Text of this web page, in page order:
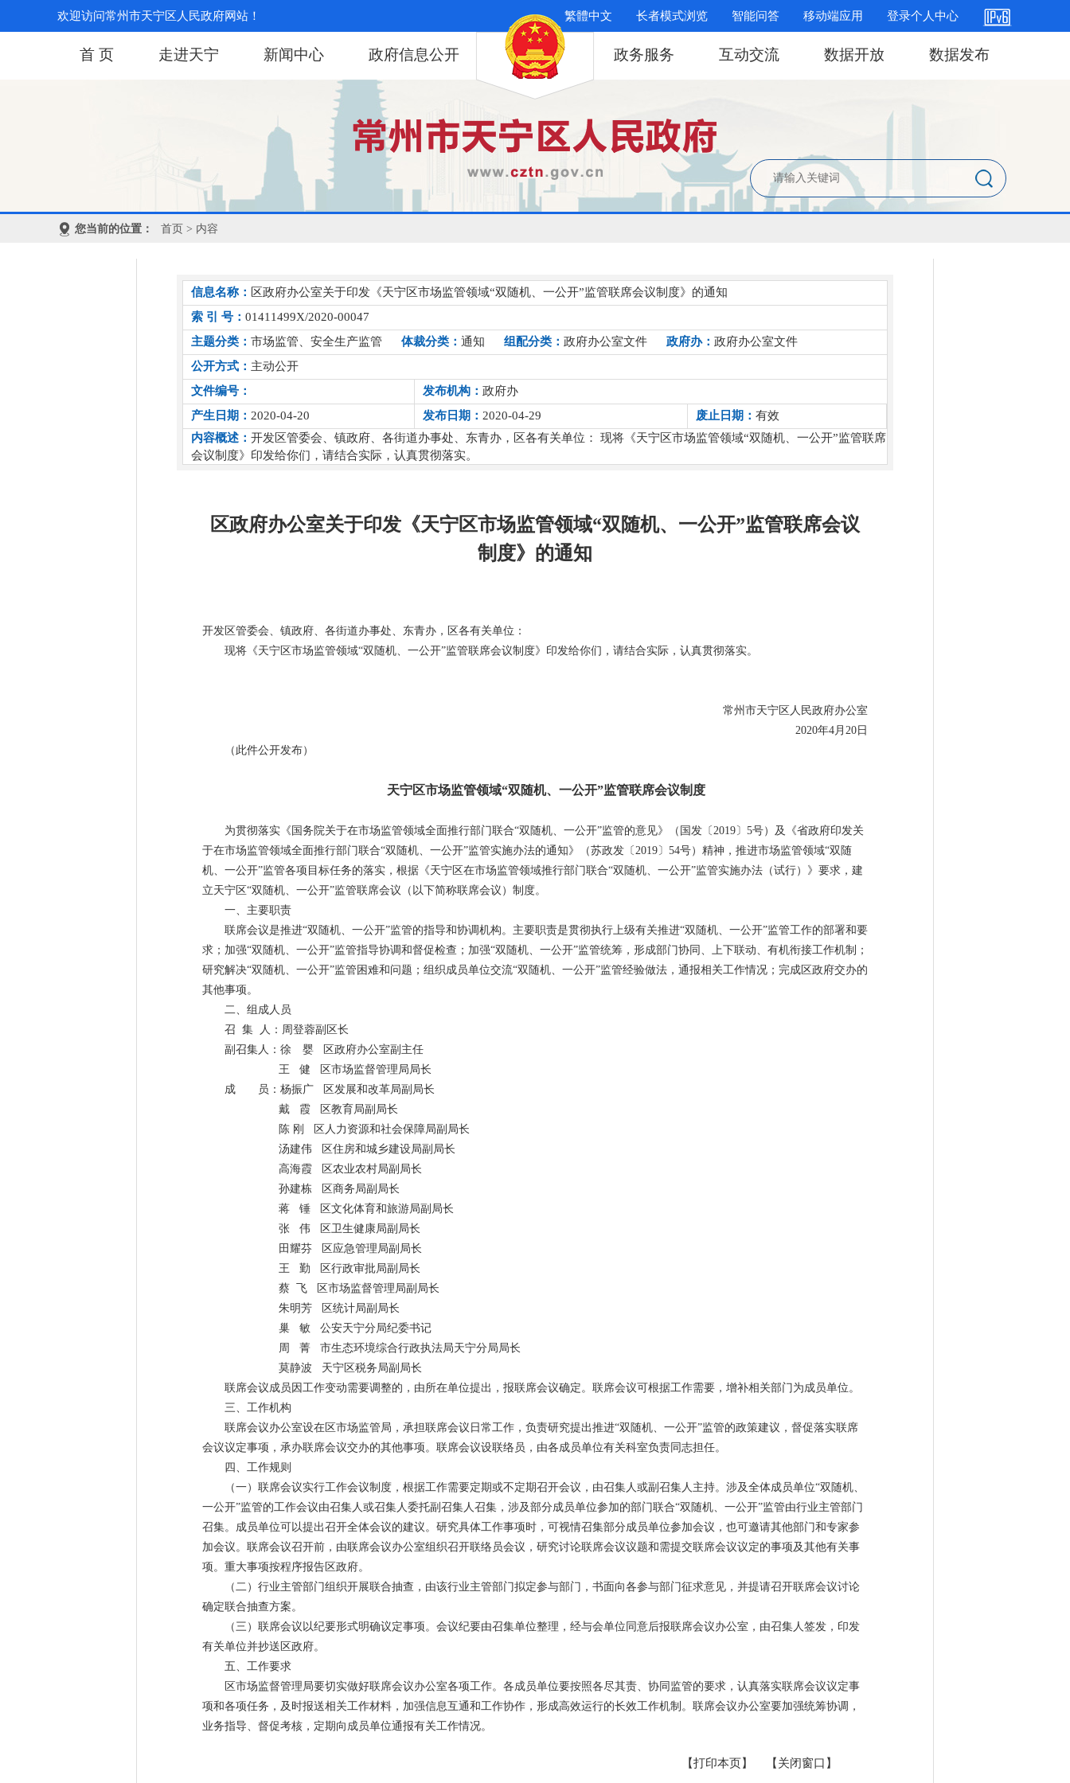
欢迎访问常州市天宁区人民政府网站！ 繁體中文 长者模式浏览 智能问答 移动端应用 登录个人中心
首 页 走进天宁 新闻中心 政府信息公开 政务服务 互动交流 数据开放 数据发布
您当前的位置： 首页 > 内容
信息名称： 区政府办公室关于印发《天宁区市场监管领域“双随机、一公开”监管联席会议制度》的通知
索 引 号： 01411499X/2020-00047
主题分类： 市场监管、安全生产监管 体裁分类： 通知 组配分类： 政府办公室文件 政府办： 政府办公室文件
公开方式： 主动公开
文件编号：
发布机构： 政府办
产生日期： 2020-04-20 发布日期： 2020-04-29 废止日期： 有效
内容概述： 开发区管委会、镇政府、各街道办事处、东青办，区各有关单位： 现将《天宁区市场监管领域“双随机、一公开”监管联席
会议制度》印发给你们，请结合实际，认真贯彻落实。
区政府办公室关于印发《天宁区市场监管领域“双随机、一公开”监管联席会议
制度》的通知
开发区管委会、镇政府、各街道办事处、东青办，区各有关单位：
现将《天宁区市场监管领域“双随机、一公开”监管联席会议制度》印发给你们，请结合实际，认真贯彻落实。
常州市天宁区人民政府办公室
2020年4月20日
（此件公开发布）
天宁区市场监管领域“双随机、一公开”监管联席会议制度
为贯彻落实《国务院关于在市场监管领域全面推行部门联合“双随机、一公开”监管的意见》（国发〔2019〕5号）及《省政府印发关
于在市场监管领域全面推行部门联合“双随机、一公开”监管实施办法的通知》（苏政发〔2019〕54号）精神，推进市场监管领域“双随
机、一公开”监管各项目标任务的落实，根据《天宁区在市场监管领域推行部门联合“双随机、一公开”监管实施办法（试行）》要求，建
立天宁区“双随机、一公开”监管联席会议（以下简称联席会议）制度。
一、主要职责
联席会议是推进“双随机、一公开”监管的指导和协调机构。主要职责是贯彻执行上级有关推进“双随机、一公开”监管工作的部署和要
求；加强“双随机、一公开”监管指导协调和督促检查；加强“双随机、一公开”监管统筹，形成部门协同、上下联动、有机衔接工作机制；
研究解决“双随机、一公开”监管困难和问题；组织成员单位交流“双随机、一公开”监管经验做法，通报相关工作情况；完成区政府交办的
其他事项。
二、组成人员
召 集 人：周登蓉副区长
副召集人：徐 婴 区政府办公室副主任
王 健 区市场监督管理局局长
成 员：杨振广 区发展和改革局副局长
戴 霞 区教育局副局长
陈 刚 区人力资源和社会保障局副局长
汤建伟 区住房和城乡建设局副局长
高海霞 区农业农村局副局长
孙建栋 区商务局副局长
蒋 锤 区文化体育和旅游局副局长
张 伟 区卫生健康局副局长
田耀芬 区应急管理局副局长
王 勤 区行政审批局副局长
蔡 飞 区市场监督管理局副局长
朱明芳 区统计局副局长
巢 敏 公安天宁分局纪委书记
周 菁 市生态环境综合行政执法局天宁分局局长
莫静波 天宁区税务局副局长
联席会议成员因工作变动需要调整的，由所在单位提出，报联席会议确定。联席会议可根据工作需要，增补相关部门为成员单位。
三、工作机构
联席会议办公室设在区市场监管局，承担联席会议日常工作，负责研究提出推进“双随机、一公开”监管的政策建议，督促落实联席
会议议定事项，承办联席会议交办的其他事项。联席会议设联络员，由各成员单位有关科室负责同志担任。
四、工作规则
（一）联席会议实行工作会议制度，根据工作需要定期或不定期召开会议，由召集人或副召集人主持。涉及全体成员单位“双随机、
一公开”监管的工作会议由召集人或召集人委托副召集人召集，涉及部分成员单位参加的部门联合“双随机、一公开”监管由行业主管部门
召集。成员单位可以提出召开全体会议的建议。研究具体工作事项时，可视情召集部分成员单位参加会议，也可邀请其他部门和专家参
加会议。联席会议召开前，由联席会议办公室组织召开联络员会议，研究讨论联席会议议题和需提交联席会议议定的事项及其他有关事
项。重大事项按程序报告区政府。
（二）行业主管部门组织开展联合抽查，由该行业主管部门拟定参与部门，书面向各参与部门征求意见，并提请召开联席会议讨论
确定联合抽查方案。
（三）联席会议以纪要形式明确议定事项。会议纪要由召集单位整理，经与会单位同意后报联席会议办公室，由召集人签发，印发
有关单位并抄送区政府。
五、工作要求
区市场监督管理局要切实做好联席会议办公室各项工作。各成员单位要按照各尽其责、协同监管的要求，认真落实联席会议议定事
项和各项任务，及时报送相关工作材料，加强信息互通和工作协作，形成高效运行的长效工作机制。联席会议办公室要加强统筹协调，
业务指导、督促考核，定期向成员单位通报有关工作情况。
【打印本页】 【关闭窗口】